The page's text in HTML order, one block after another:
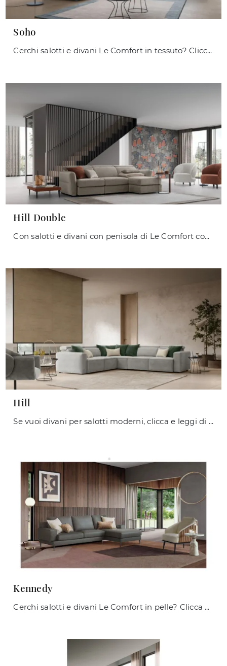
Soho
Cerchi salotti e divani Le Comfort in tessuto? Clicca e scopri di più sul modello Soho per spazi moderni.
Hill Double
Con salotti e divani con penisola di Le Comfort come il modello Hill Double in tessuto, potrai completare il tuo progetto d'arredo.
Hill
Se vuoi divani per salotti moderni, clicca e leggi di più sul modello Hill in tessuto della firma Le Comfort.
Kennedy
Cerchi salotti e divani Le Comfort in pelle? Clicca e scopri di più sul modello Kennedy per spazi moderni.